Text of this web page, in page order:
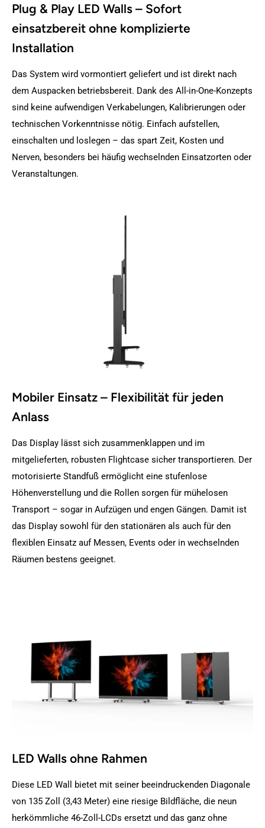
Plug & Play LED Walls – Sofort
einsatzbereit ohne komplizierte
Installation
Das System wird vormontiert geliefert und ist direkt nach
dem Auspacken betriebsbereit. Dank des All-in-One-Konzepts
sind keine aufwendigen Verkabelungen, Kalibrierungen oder
technischen Vorkenntnisse nötig. Einfach aufstellen,
einschalten und loslegen – das spart Zeit, Kosten und
Nerven, besonders bei häufig wechselnden Einsatzorten oder
Veranstaltungen.
Mobiler Einsatz – Flexibilität für jeden
Anlass
Das Display lässt sich zusammenklappen und im
mitgelieferten, robusten Flightcase sicher transportieren. Der
motorisierte Standfuß ermöglicht eine stufenlose
Höhenverstellung und die Rollen sorgen für mühelosen
Transport – sogar in Aufzügen und engen Gängen. Damit ist
das Display sowohl für den stationären als auch für den
flexiblen Einsatz auf Messen, Events oder in wechselnden
Räumen bestens geeignet.
LED Walls ohne Rahmen
Diese LED Wall bietet mit seiner beeindruckenden Diagonale
von 135 Zoll (3,43 Meter) eine riesige Bildfläche, die neun
herkömmliche 46-Zoll-LCDs ersetzt und das ganz ohne